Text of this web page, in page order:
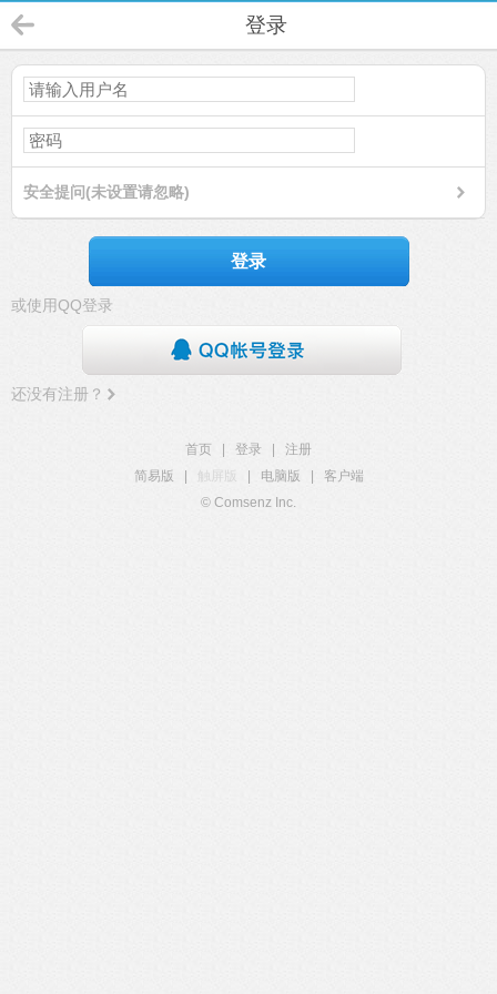
登录
安全提问(未设置请忽略)
登录
或使用QQ登录
还没有注册？
首页 登录
注册
简易版
触屏版 电脑版
客户端
© Comsenz Inc.